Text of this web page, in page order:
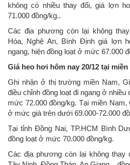
không có nhiều thay đổi, giá lợn
71.000 đồng/kg..
Các địa phương còn lại không
Hóa, Nghệ An, Bình Định giá lợn
ngang, hiện đồng loạt ở mức 67.000
Giá heo hơi hôm nay 20/12 tại miền
Ghi nhận ở thị trường miền Nam,
điều chỉnh đồng loạt đi ngang ở
mức 72.000 đồng/kg. Tại miền
ở mức giá trên dưới 69.000-72.000
Tại tỉnh Đồng Nai, TP.HCM Bình
đồng loạt ở mức 70.000 đồng/kg.
Các địa phương còn lại không thay